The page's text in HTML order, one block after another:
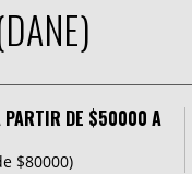
PARTIR DE $50000 A
$80000)